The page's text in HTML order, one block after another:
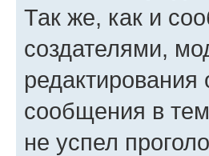
Так же, как и
создателями,
сообщения в
не успел